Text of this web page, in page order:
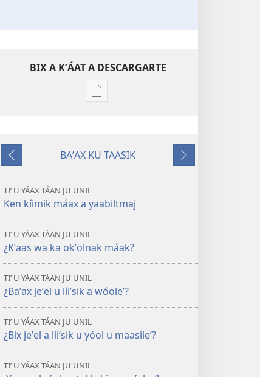
BIX A KʼÁAT A DESCARGARTE
Bix
decargart
LE
KANANOʼ
máax
Paachil
BAʼAX KU TAASIK
Táanil
TIʼ U YÁAX TÁAN JU'UNIL
Ken kíimik máax a yaabiltmaj
TIʼ U YÁAX TÁAN JU'UNIL
¿Kʼaas wa ka okʼolnak máak?
TIʼ U YÁAX TÁAN JU'UNIL
¿Baʼax jeʼel u líiʼsik a wóoleʼ?
TIʼ U YÁAX TÁAN JU'UNIL
¿Bix jeʼel a líiʼsik u yóol u maasileʼ?
TIʼ U YÁAX TÁAN JU'UNIL